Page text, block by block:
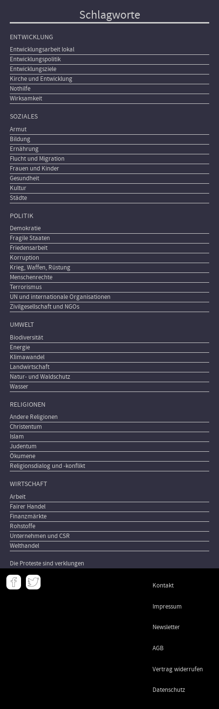
Schlagworte
ENTWICKLUNG
Entwicklungsarbeit lokal
Entwicklungspolitik
Entwicklungsziele
Kirche und Entwicklung
Nothilfe
Wirksamkeit
SOZIALES
Armut
Bildung
Ernährung
Flucht und Migration
Frauen und Kinder
Gesundheit
Kultur
Städte
POLITIK
Demokratie
Fragile Staaten
Friedensarbeit
Korruption
Krieg, Waffen, Rüstung
Menschenrechte
Terrorismus
UN und internationale Organisationen
Zivilgesellschaft und NGOs
UMWELT
Biodiversität
Energie
Klimawandel
Landwirtschaft
Natur- und Waldschutz
Wasser
RELIGIONEN
Andere Religionen
Christentum
Islam
Judentum
Ökumene
Religionsdialog und -konflikt
WIRTSCHAFT
Arbeit
Fairer Handel
Finanzmärkte
Rohstoffe
Unternehmen und CSR
Welthandel
Die Proteste sind verklungen
Meta
- Kontakt
Impressum
Newsletter
AGB
Vertrag widerrufen
Datenschutz